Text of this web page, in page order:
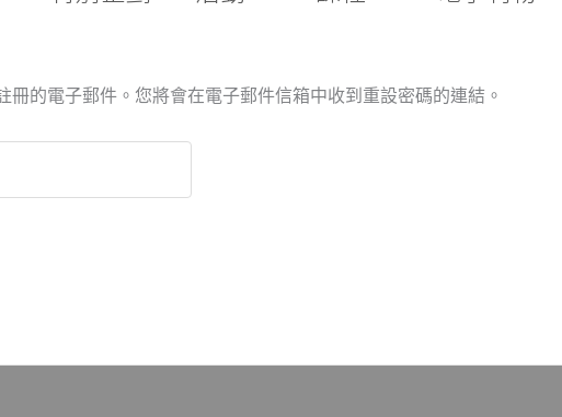
的電子郵件。您將會在電子郵件信箱中收到重設密碼的連結。